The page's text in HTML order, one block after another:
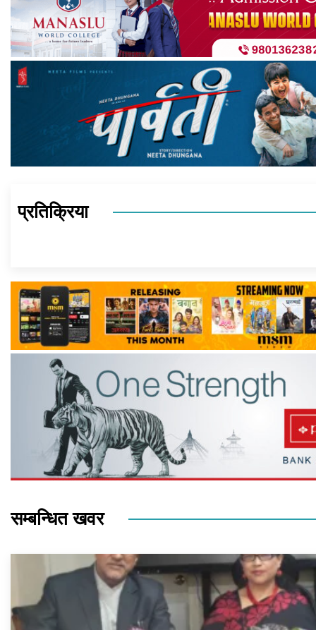
प्रतिक्रिया
सम्बन्धित खवर